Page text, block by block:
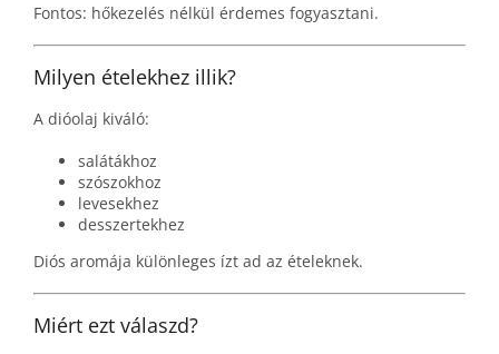
Fontos: hőkezelés nélkül érdemes fogyasztani.
Milyen ételekhez illik?
A dióolaj kiváló:
salátákhoz
szószokhoz
levesekhez
desszertekhez
Diós aromája különleges ízt ad az ételeknek.
Miért ezt válaszd?